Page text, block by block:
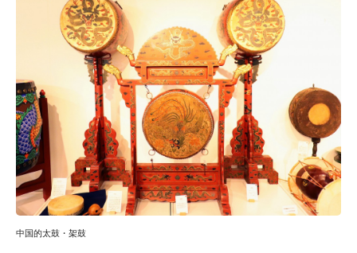
中国的太鼓・架鼓